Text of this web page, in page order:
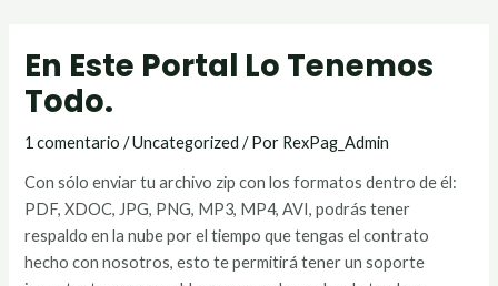
En Este Portal Lo Tenemos
Todo.
1 comentario /Uncategorized / Por RexPag_Admin
Con sólo enviar tu archivo zip con los formatos dentro de él:
PDF, XDOC, JPG, PNG, MP3, MP4, AVI, podrás tener
respaldo en la nube por el tiempo que tengas el contrato
hecho con nosotros, esto te permitirá tener un soporte